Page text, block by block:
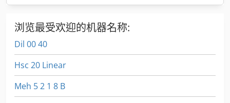
浏览最受欢迎的机器名称:
Dil 00 40
Hsc 20 Linear
Meh 5 2 1 8 B